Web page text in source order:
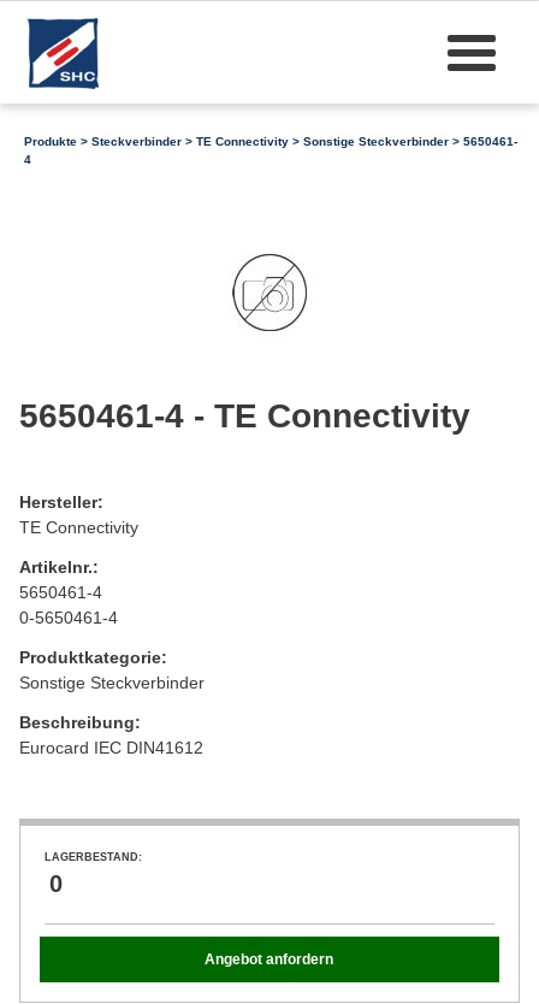
Produkte > Steckverbinder > TE Connectivity > Sonstige Steckverbinder > 5650461-
4
5650461-4 - TE Connectivity
Hersteller:
TE Connectivity
Artikelnr.:
5650461-4
0-5650461-4
Produktkategorie:
Sonstige Steckverbinder
Beschreibung:
Eurocard IEC DIN41612
LAGERBESTAND:
0
Angebot anfordern